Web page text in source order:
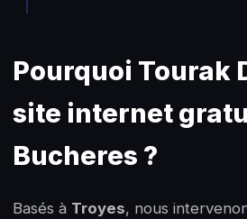
Pourquoi Tourak
site internet
Bucheres ?
Basés à Troyes, nous